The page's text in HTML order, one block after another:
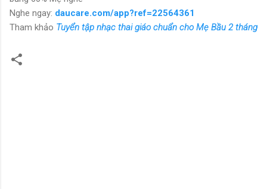
Nghe ngay: daucare.com/app?ref=22564361
Tham khảo Tuyển tập nhạc thai giáo chuẩn cho Mẹ Bầu 2 tháng